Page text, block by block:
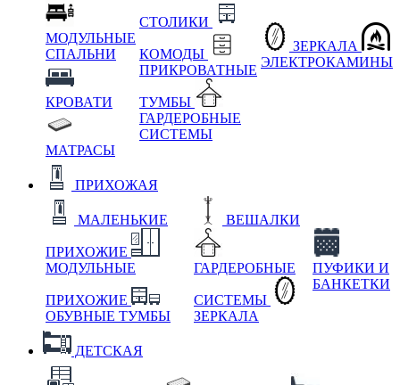
МОДУЛЬНЫЕ
СПАЛЬНИ
КРОВАТИ
МАТРАСЫ
СТОЛИКИ
КОМОДЫ
ПРИКРОВАТНЫЕ
ТУМБЫ
ГАРДЕРОБНЫЕ
СИСТЕМЫ
ЗЕРКАЛА
ЭЛЕКТРОКАМИНЫ
ПРИХОЖАЯ
МАЛЕНЬКИЕ
ПРИХОЖИЕ
МОДУЛЬНЫЕ
ПРИХОЖИЕ
ОБУВНЫЕ ТУМБЫ
ВЕШАЛКИ
ГАРДЕРОБНЫЕ
СИСТЕМЫ
ЗЕРКАЛА
ПУФИКИ И
БАНКЕТКИ
ДЕТСКАЯ